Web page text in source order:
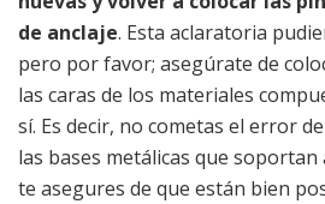
de anclaje. Esta aclaratoria
pero por favor; asegúrate de
las caras de los materiales
sí. Es decir, no cometas el error
las bases metálicas que soportan
te asegures de que están bien